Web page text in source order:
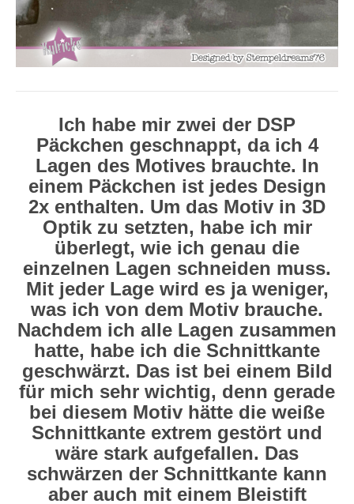
Ich habe mir zwei der DSP
Päckchen geschnappt, da ich 4
Lagen des Motives brauchte. In
einem Päckchen ist jedes Design
2x enthalten. Um das Motiv in 3D
Optik zu setzten, habe ich mir
überlegt, wie ich genau die
einzelnen Lagen schneiden muss.
Mit jeder Lage wird es ja weniger,
was ich von dem Motiv brauche.
Nachdem ich alle Lagen zusammen
hatte, habe ich die Schnittkante
geschwärzt. Das ist bei einem Bild
für mich sehr wichtig, denn gerade
bei diesem Motiv hätte die weiße
Schnittkante extrem gestört und
wäre stark aufgefallen. Das
schwärzen der Schnittkante kann
aber auch mit einem Bleistift